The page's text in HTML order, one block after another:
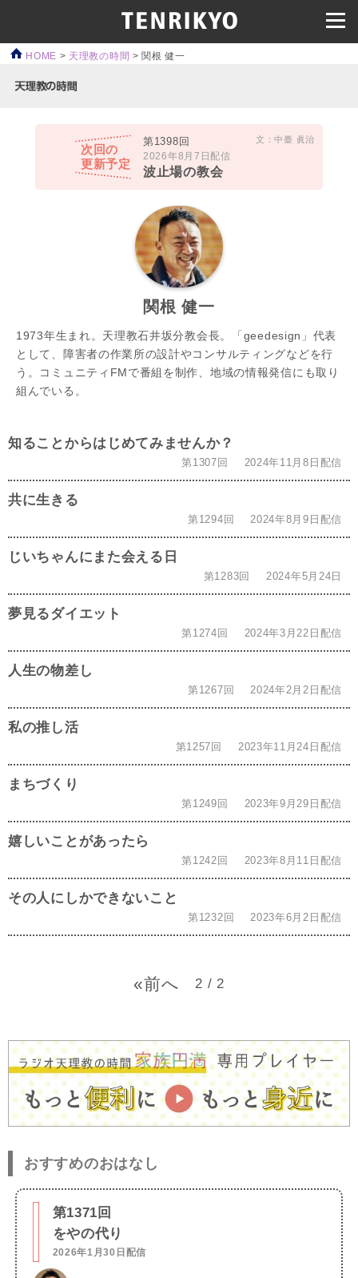
HOME > 天理教の時間 > 関根 健一
次回の
更新予定
第1398回
2026年8月7日配信
波止場の教会
文：中臺 眞治
関根 健一
1973年生まれ。天理教石井坂分教会長。「geedesign」代表
として、障害者の作業所の設計やコンサルティングなどを行
う。コミュニティFMで番組を制作、地域の情報発信にも取り
組んでいる。
知ることからはじめてみませんか？
第1307回 2024年11月8日配信
共に生きる
第1294回 2024年8月9日配信
じいちゃんにまた会える日
第1283回 2024年5月24日
夢見るダイエット
第1274回 2024年3月22日配信
人生の物差し
第1267回 2024年2月2日配信
私の推し活
第1257回 2023年11月24日配信
まちづくり
第1249回 2023年9月29日配信
嬉しいことがあったら
第1242回 2023年8月11日配信
その人にしかできないこと
第1232回 2023年6月2日配信
2 / 2
«
おすすめのおはなし
第1371回
をやの代り
2026年1月30日配信